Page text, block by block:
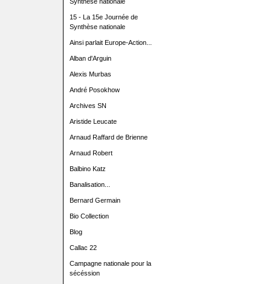
15 - La 15e Journée de
Synthèse nationale
Ainsi parlait Europe-Action...
Alban d'Arguin
Alexis Murbas
André Posokhow
Archives SN
Aristide Leucate
Arnaud Raffard de Brienne
Arnaud Robert
Balbino Katz
Banalisation...
Bernard Germain
Bio Collection
Blog
Callac 22
Campagne nationale pour la
sécéssion